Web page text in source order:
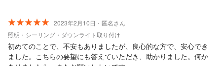
2023年2月10日・匿名さん
照明・シーリング・ダウンライト取り付け
初めてのことで、不安もありましたが、良心的な方で、安心でき
ました。こちらの要望にも答えていただき、助かりました。何か